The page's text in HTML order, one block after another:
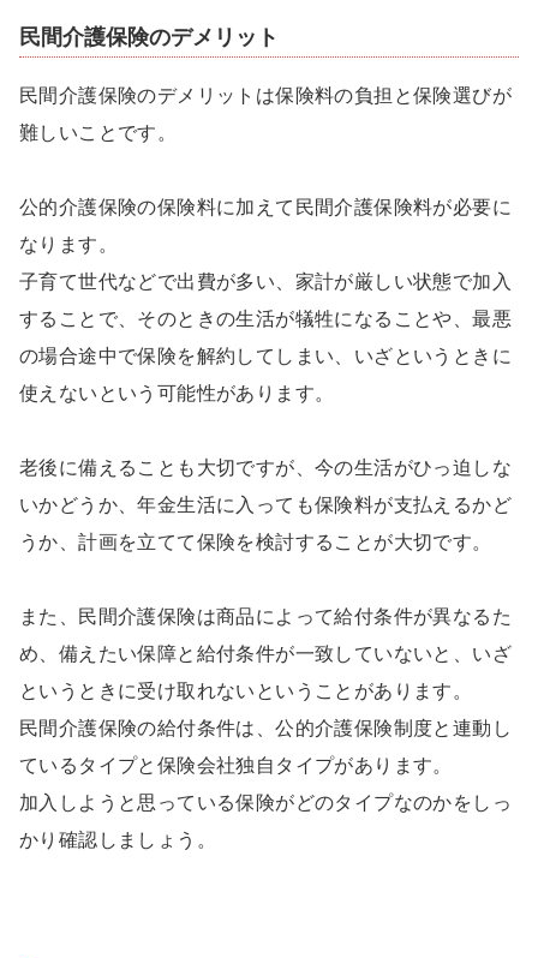
民間介護保険のデメリット
民間介護保険のデメリットは保険料の負担と保険選びが
難しいことです。
公的介護保険の保険料に加えて民間介護保険料が必要に
なります。
子育て世代などで出費が多い、家計が厳しい状態で加入
することで、そのときの生活が犠牲になることや、最悪
の場合途中で保険を解約してしまい、いざというときに
使えないという可能性があります。
老後に備えることも大切ですが、今の生活がひっ迫しな
いかどうか、年金生活に入っても保険料が支払えるかど
うか、計画を立てて保険を検討することが大切です。
また、民間介護保険は商品によって給付条件が異なるた
め、備えたい保障と給付条件が一致していないと、いざ
というときに受け取れないということがあります。
民間介護保険の給付条件は、公的介護保険制度と連動し
ているタイプと保険会社独自タイプがあります。
加入しようと思っている保険がどのタイプなのかをしっ
かり確認しましょう。